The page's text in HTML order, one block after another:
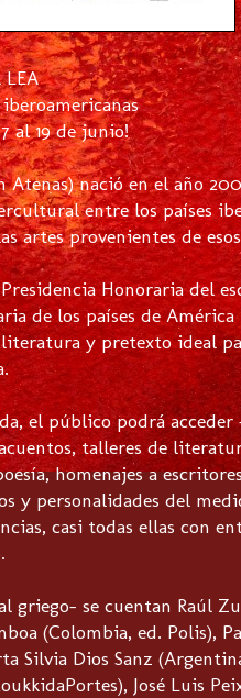
LEA
al 19 de junio!
nació en el año
entre los países
provenientes de
Honoraria del
de los países de
y pretexto ideal
el público podrá
talleres de
homenajes a
y personalidades del
casi todas ellas con
griego- se cuentan Raúl
(Colombia, ed. Polis),
Silvia Dios Sanz
José Luis